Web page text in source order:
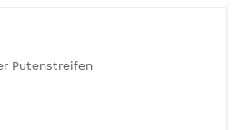
Putenstreifen